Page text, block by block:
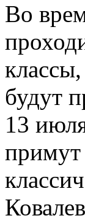
Во
будут
13
примут